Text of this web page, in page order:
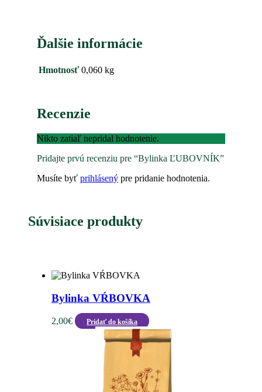
Ďalšie informácie
Hmotnosť 0,060 kg
Recenzie
Nikto zatiaľ nepridal hodnotenie.
Pridajte prvú recenziu pre “Bylinka ĽUBOVNÍK”
Musíte byť prihlásený pre pridanie hodnotenia.
Súvisiace produkty
Bylinka VŔBOVKA
2,00€ Pridať do košíka